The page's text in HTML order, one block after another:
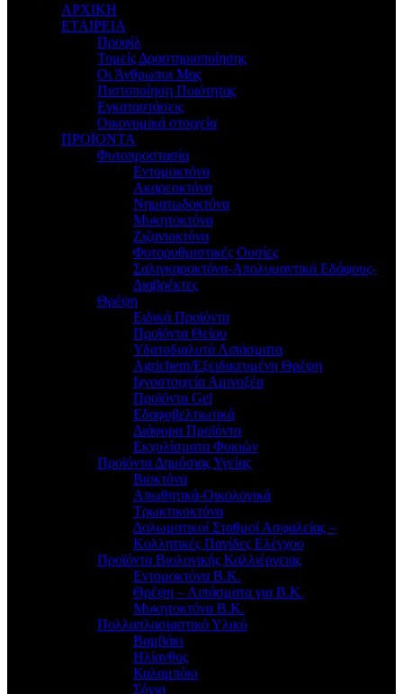
ΑΡΧΙΚΗ
ΕΤΑΙΡΕΙΑ
Προφίλ
Τομείς Δραστηριοποίησης
Οι Άνθρωποι Μας
Πιστοποίηση Ποιότητας
Εγκαταστάσεις
Οικονομικά στοιχεία
ΠΡΟΪΟΝΤΑ
Φυτοπροστασία
Εντομοκτόνα
Ακαρεοκτόνα
Νηματωδοκτόνα
Μυκητοκτόνα
Ζιζανιοκτόνα
Φυτορυθμιστικές Ουσίες
Σαλιγκαροκτόνα-Απολυμαντικά Εδάφους-
Διαβρέκτες
Θρέψη
Ειδικά Προϊόντα
Προϊόντα Θείου
Υδατοδιαλυτά Λιπάσματα
Agrichem/Εξειδικευμένη Θρέψη
Ιχνοστοιχεία Αμινοξέα
Προϊόντα Gel
Εδαφοβελτιωτικά
Διάφορα Προϊόντα
Εκχυλίσματα Φυκιών
Προϊόντα Δημόσιας Υγείας
Βιοκτόνα
Απωθητικά-Οικολογικά
Τρωκτικοκτόνα
Δολωματικοί Σταθμοί Ασφαλείας –
Κολλητικές Παγίδες Ελέγχου
Προϊόντα Βιολογικής Καλλιέργειας
Εντομοκτόνα Β.Κ.
Θρέψη – Λιπάσματα για Β.Κ.
Μυκητοκτόνα Β.Κ.
Πολλαπλασιαστικό Υλικό
Βαμβάκι
Ηλίανθος
Καλαμπόκι
Σόγια